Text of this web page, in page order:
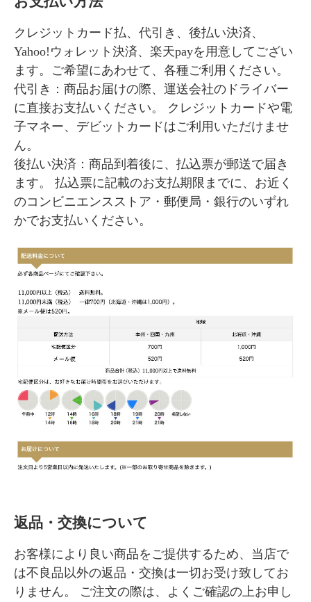
長時間キープします。
≪美容液成分≫
・琥珀パウダー
・ヒアルロン酸Na
・スクワラン
・プラセンタエキス
・ホホバ種子油
・アーチチョーク葉エキス
【商品コード】 3194
クレジットカード払、代引き、後払い決済、
Yahoo!ウォレット決済、楽天payを用意してござい
ます。ご希望にあわせて、各種ご利用ください。
代引き：商品お届けの際、運送会社のドライバー
に直接お支払いください。 クレジットカードや電
子マネー、デビットカードはご利用いただけませ
ん。
後払い決済：商品到着後に、払込票が郵送で届き
ます。 払込票に記載のお支払期限までに、お近く
のコンビニエンスストア・郵便局・銀行のいずれ
かでお支払いください。
返品・交換について
お客様により良い商品をご提供するため、当店で
は不良品以外の返品・交換は一切お受け致してお
りません。 ご注文の際は、よくご確認の上お申し